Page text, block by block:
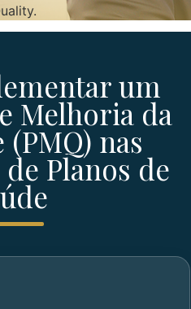
um
Melhoria da
nas
Planos de